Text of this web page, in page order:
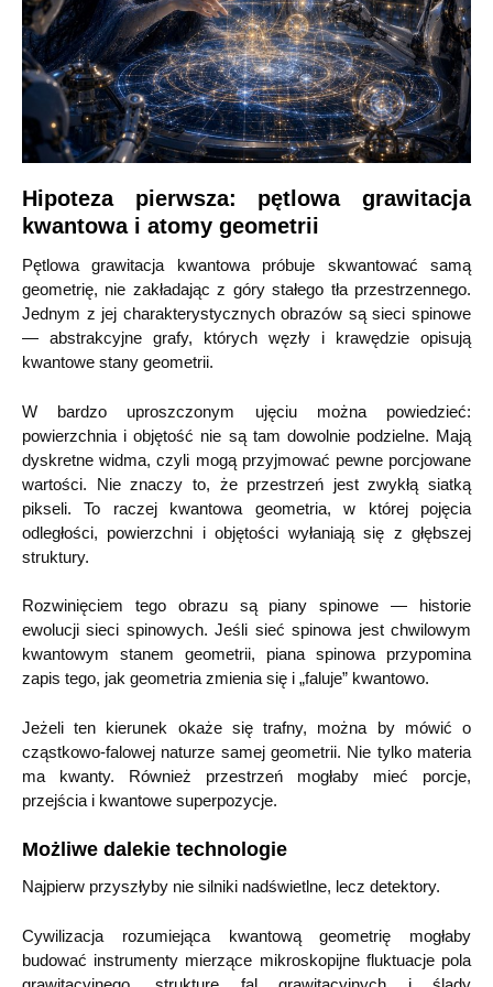
Hipoteza pierwsza: pętlowa grawitacja
kwantowa i atomy geometrii
Pętlowa grawitacja kwantowa próbuje skwantować samą
geometrię, nie zakładając z góry stałego tła przestrzennego.
Jednym z jej charakterystycznych obrazów są sieci spinowe
— abstrakcyjne grafy, których węzły i krawędzie opisują
kwantowe stany geometrii.
W bardzo uproszczonym ujęciu można powiedzieć:
powierzchnia i objętość nie są tam dowolnie podzielne. Mają
dyskretne widma, czyli mogą przyjmować pewne porcjowane
wartości. Nie znaczy to, że przestrzeń jest zwykłą siatką
pikseli. To raczej kwantowa geometria, w której pojęcia
odległości, powierzchni i objętości wyłaniają się z głębszej
struktury.
Rozwinięciem tego obrazu są piany spinowe — historie
ewolucji sieci spinowych. Jeśli sieć spinowa jest chwilowym
kwantowym stanem geometrii, piana spinowa przypomina
zapis tego, jak geometria zmienia się i „faluje” kwantowo.
Jeżeli ten kierunek okaże się trafny, można by mówić o
cząstkowo-falowej naturze samej geometrii. Nie tylko materia
ma kwanty. Również przestrzeń mogłaby mieć porcje,
przejścia i kwantowe superpozycje.
Możliwe dalekie technologie
Najpierw przyszłyby nie silniki nadświetlne, lecz detektory.
Cywilizacja rozumiejąca kwantową geometrię mogłaby
budować instrumenty mierzące mikroskopijne fluktuacje pola